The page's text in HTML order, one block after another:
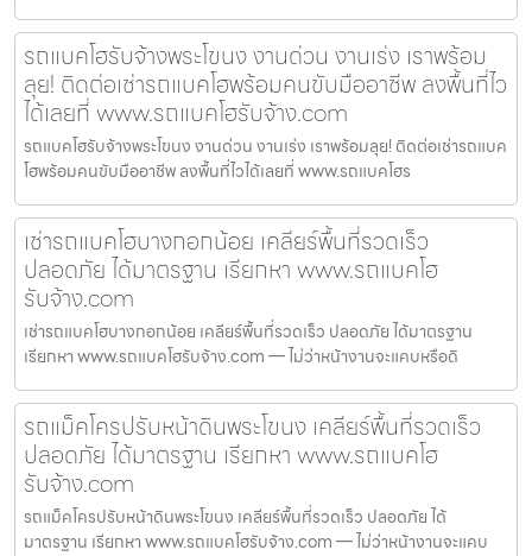
รถแบคโฮรับจ้างพระโขนง งานด่วน งานเร่ง เราพร้อม
ลุย! ติดต่อเช่ารถแบคโฮพร้อมคนขับมืออาชีพ ลงพื้นที่ไว
ได้เลยที่ www.รถแบคโฮรับจ้าง.com
รถแบคโฮรับจ้างพระโขนง งานด่วน งานเร่ง เราพร้อมลุย! ติดต่อเช่ารถแบค
โฮพร้อมคนขับมืออาชีพ ลงพื้นที่ไวได้เลยที่ www.รถแบคโฮร
เช่ารถแบคโฮบางกอกน้อย เคลียร์พื้นที่รวดเร็ว
ปลอดภัย ได้มาตรฐาน เรียกหา www.รถแบคโฮ
รับจ้าง.com
เช่ารถแบคโฮบางกอกน้อย เคลียร์พื้นที่รวดเร็ว ปลอดภัย ได้มาตรฐาน
เรียกหา www.รถแบคโฮรับจ้าง.com — ไม่ว่าหน้างานจะแคบหรือดิ
รถแม็คโครปรับหน้าดินพระโขนง เคลียร์พื้นที่รวดเร็ว
ปลอดภัย ได้มาตรฐาน เรียกหา www.รถแบคโฮ
รับจ้าง.com
รถแม็คโครปรับหน้าดินพระโขนง เคลียร์พื้นที่รวดเร็ว ปลอดภัย ได้
มาตรฐาน เรียกหา www.รถแบคโฮรับจ้าง.com — ไม่ว่าหน้างานจะแคบ